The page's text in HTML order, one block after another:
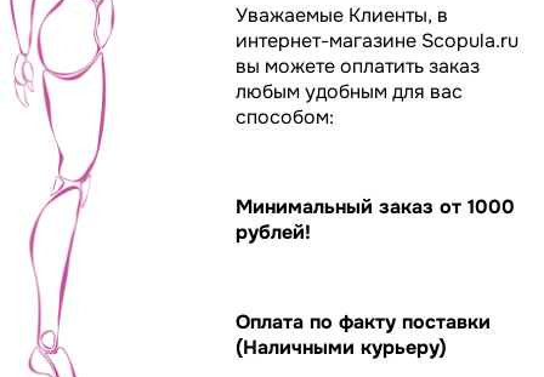
Уважаемые Клиенты, в
интернет-магазине Scopula.ru
вы можете оплатить заказ
любым удобным для вас
способом:
Минимальный заказ от 1000
рублей!
Оплата по факту поставки
(Наличными курьеру)